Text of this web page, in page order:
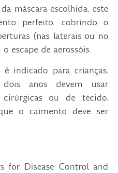
máscara escolhida, este
perfeito, cobrindo o
(nas laterais ou no
escape de aerossóis.
indicado para crianças.
anos devem usar
cirúrgicas ou de tecido.
o caimento deve ser
for Disease Control and